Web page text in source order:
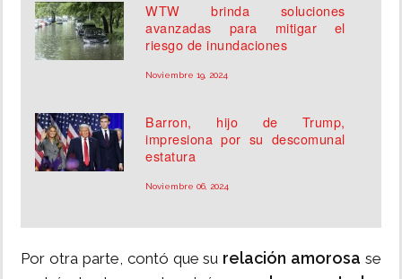
WTW brinda soluciones
avanzadas para mitigar el
riesgo de inundaciones
Noviembre 19, 2024
Barron, hijo de Trump,
impresiona por su descomunal
estatura
Noviembre 06, 2024
Por otra parte, contó que su relación amorosa se